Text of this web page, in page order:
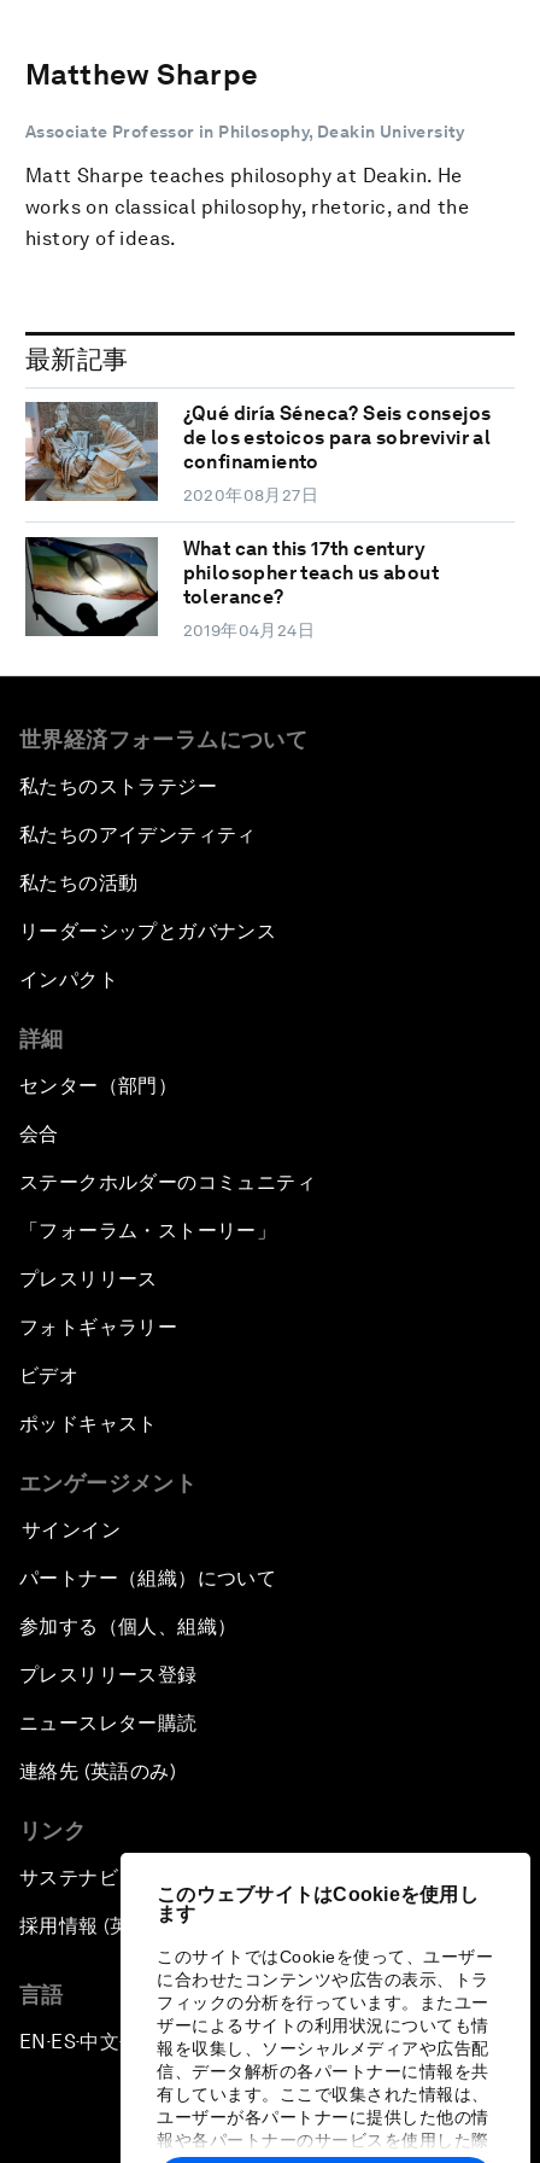
このウェブサイトはCookieを使用し
ます
このサイトではCookieを使って、ユーザー
に合わせたコンテンツや広告の表示、トラ
フィックの分析を行っています。またユー
ザーによるサイトの利用状況についても情
報を収集し、ソーシャルメディアや広告配
信、データ解析の各パートナーに情報を共
有しています。ここで収集された情報は、
ユーザーが各パートナーに提供した他の情
報や各パートナーのサービスを使用した際
Matthew Sharpe
Associate Professor in Philosophy, Deakin University
Matt Sharpe teaches philosophy at Deakin. He
works on classical philosophy, rhetoric, and the
history of ideas.
最新記事
¿Qué diría Séneca? Seis consejos
de los estoicos para sobrevivir al
confinamiento
2020年08月27日
What can this 17th century
philosopher teach us about
tolerance?
2019年04月24日
世界経済フォーラムについて
私たちのストラテジー
私たちのアイデンティティ
私たちの活動
リーダーシップとガバナンス
インパクト
詳細
センター（部門）
会合
ステークホルダーのコミュニティ
「フォーラム・ストーリー」
プレスリリース
フォトギャラリー
ビデオ
ポッドキャスト
エンゲージメント
サインイン
パートナー（組織）について
参加する（個人、組織）
プレスリリース登録
ニュースレター購読
連絡先 (英語のみ)
リンク
サステナビリティへの取り組み
採用情報 (英語のみ)
言語
EN ▪ ES▪中文▪ 日本語